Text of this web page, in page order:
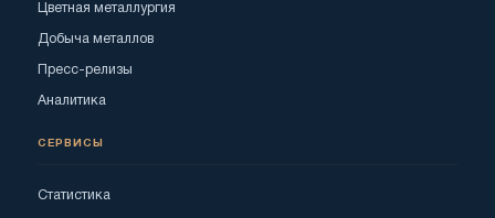
Цветная металлургия
Добыча металлов
Пресс-релизы
Аналитика
СЕРВИСЫ
Статистика